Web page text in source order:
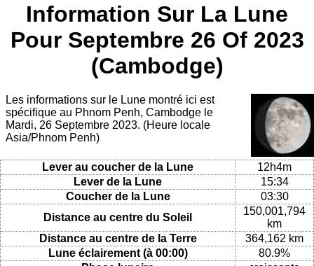
Information Sur La Lune
Pour Septembre 26 Of 2023
(Cambodge)
Les informations sur le Lune montré ici est
spécifique au Phnom Penh, Cambodge le
Mardi, 26 Septembre 2023. (Heure locale
Asia/Phnom Penh)
Lever au coucher de la Lune
12h4m
Lever de la Lune
15:34
Coucher de la Lune
03:30
Distance au centre du Soleil
150,001,794
km
Distance au centre de la Terre
364,162 km
Lune éclairement (à 00:00)
80.9%